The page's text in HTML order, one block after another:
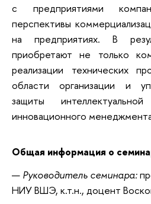
с предприятиями
перспективы
на предприятиях. В
приобретают не только
реализации технических
области организации и
защиты
инновационного
Общая информация о
Руководитель семинара:
НИУ ВШЭ, к.т.н., доцент